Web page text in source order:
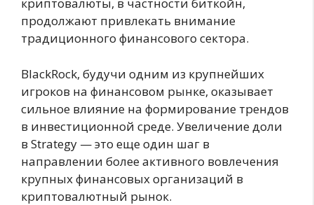
криптовалюты, в частности биткойн,
продолжают привлекать внимание
традиционного финансового сектора.
BlackRock, будучи одним из крупнейших
игроков на финансовом рынке, оказывает
сильное влияние на формирование трендов
в инвестиционной среде. Увеличение доли
в Strategy — это еще один шаг в
направлении более активного вовлечения
крупных финансовых организаций в
криптовалютный рынок.